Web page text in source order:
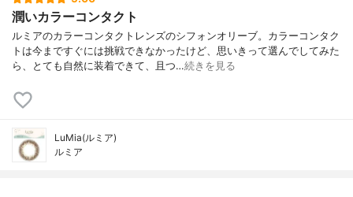
潤いカラーコンタクト
ルミアのカラーコンタクトレンズのシフォンオリーブ。カラーコンタク
トは今まですぐには挑戦できなかったけど、思いきって選んでしてみた
ら、とても自然に装着できて、且つ…続きを見る
LuMia(ルミア)
ルミア